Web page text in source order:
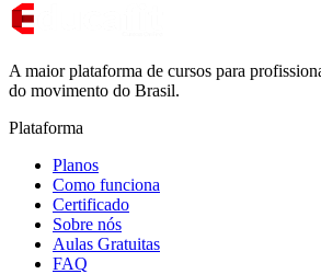
A maior plataforma de cursos para
do movimento do Brasil.
Plataforma
Planos
Como funciona
Certificado
Sobre nós
Aulas Gratuitas
FAQ